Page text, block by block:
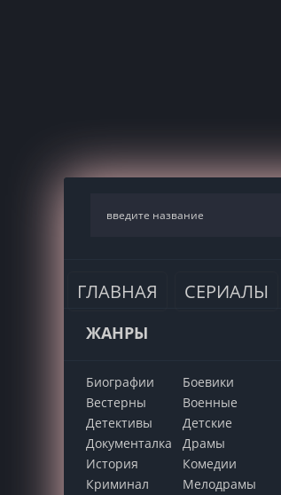
ГЛАВНАЯ СЕРИАЛЫ
ЖАНРЫ
Биографии
Боевики
Вестерны
Военные
Детективы
Детские
Документалка
Драмы
История
Комедии
Криминал
Мелодрамы